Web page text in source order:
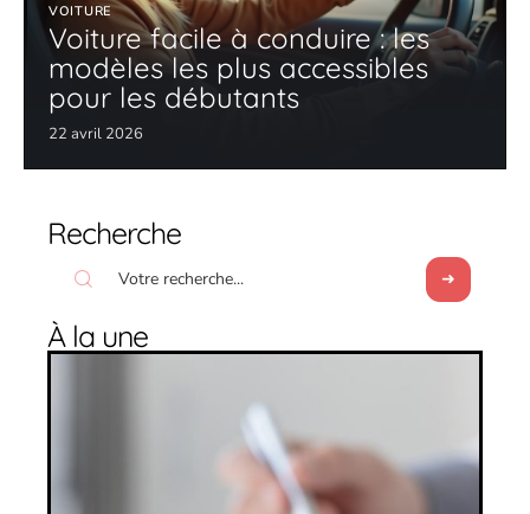
VOITURE
Voiture facile à conduire : les
modèles les plus accessibles
pour les débutants
22 avril 2026
Recherche
À la une